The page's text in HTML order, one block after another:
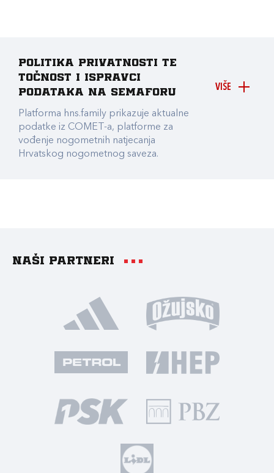
VIŠE
Politika privatnosti te
točnost i ispravci
podataka na Semaforu
Platforma hns.family prikazuje aktualne
podatke iz COMET-a, platforme za
vođenje nogometnih natjecanja
Hrvatskog nogometnog saveza.
Naši partneri